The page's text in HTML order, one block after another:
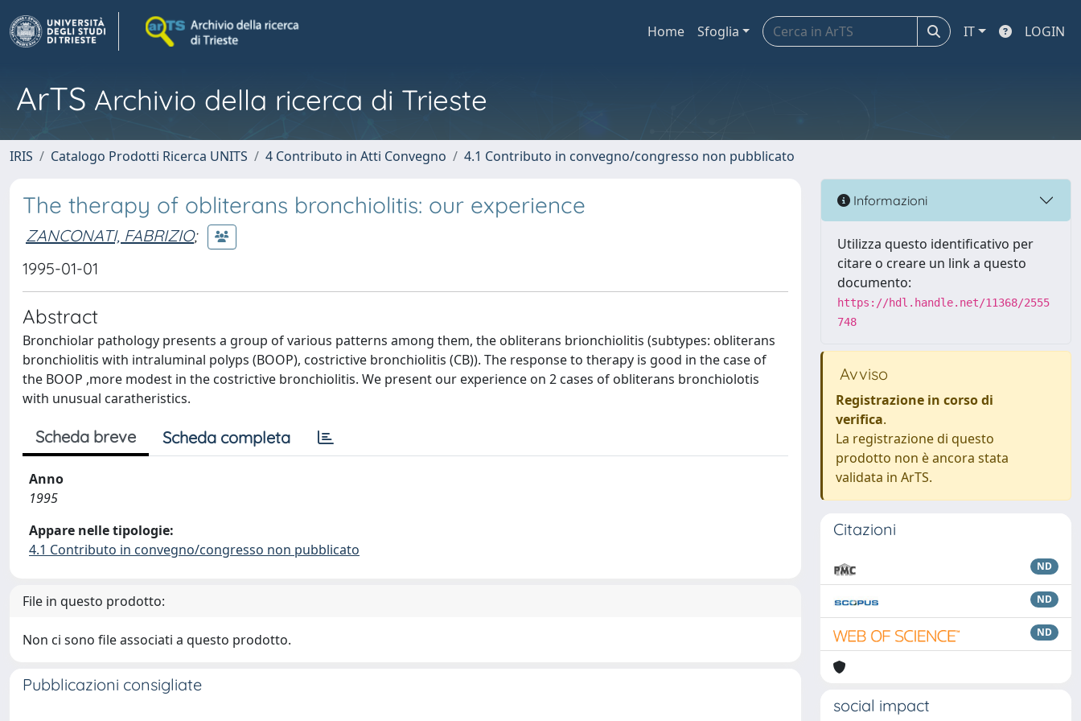
Home Sfoglia IT LOGIN
ArTS Archivio della ricerca di Trieste
IRIS Catalogo Prodotti Ricerca UNITS 4 Contributo in Atti Convegno 4.1 Contributo in convegno/congresso non pubblicato
The therapy of obliterans bronchiolitis: our experience
ZANCONATI, FABRIZIO;
1995-01-01
Abstract
Bronchiolar pathology presents a group of various patterns among them, the obliterans brionchiolitis (subtypes: obliterans
bronchiolitis with intraluminal polyps (BOOP), costrictive bronchiolitis (CB)). The response to therapy is good in the case of
the BOOP ,more modest in the costrictive bronchiolitis. We present our experience on 2 cases of obliterans bronchiolotis
with unusual caratheristics.
Scheda breve Scheda completa
Anno
1995
Appare nelle tipologie:
4.1 Contributo in convegno/congresso non pubblicato
File in questo prodotto:
Non ci sono file associati a questo prodotto.
Pubblicazioni consigliate
Informazioni
Utilizza questo identificativo per
citare o creare un link a questo
documento:
https://hdl.handle.net/11368/2555
748
Avviso
Registrazione in corso di
verifica.
La registrazione di questo
prodotto non è ancora stata
validata in ArTS.
Citazioni
ND
ND
ND
social impact